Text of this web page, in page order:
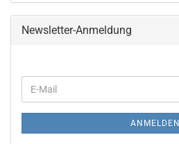
Newsletter-Anmeldung
ZUR
E-
Mail
ANMELDEN